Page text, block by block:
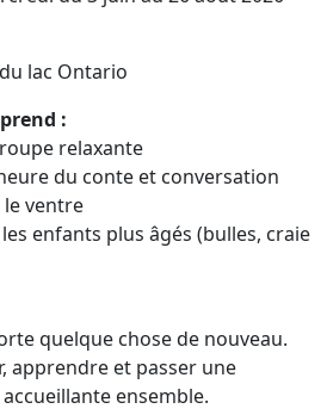
lac Ontario
:
relaxante
du conte et conversation
ventre
enfants plus âgés (bulles, craie
quelque chose de nouveau.
apprendre et passer une
ensemble.